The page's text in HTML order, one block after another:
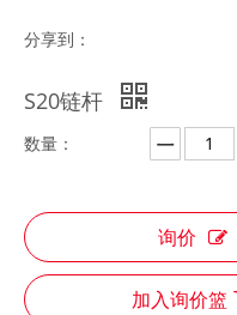
分享到：
S20链杆
数量：
询价
加入询价篮